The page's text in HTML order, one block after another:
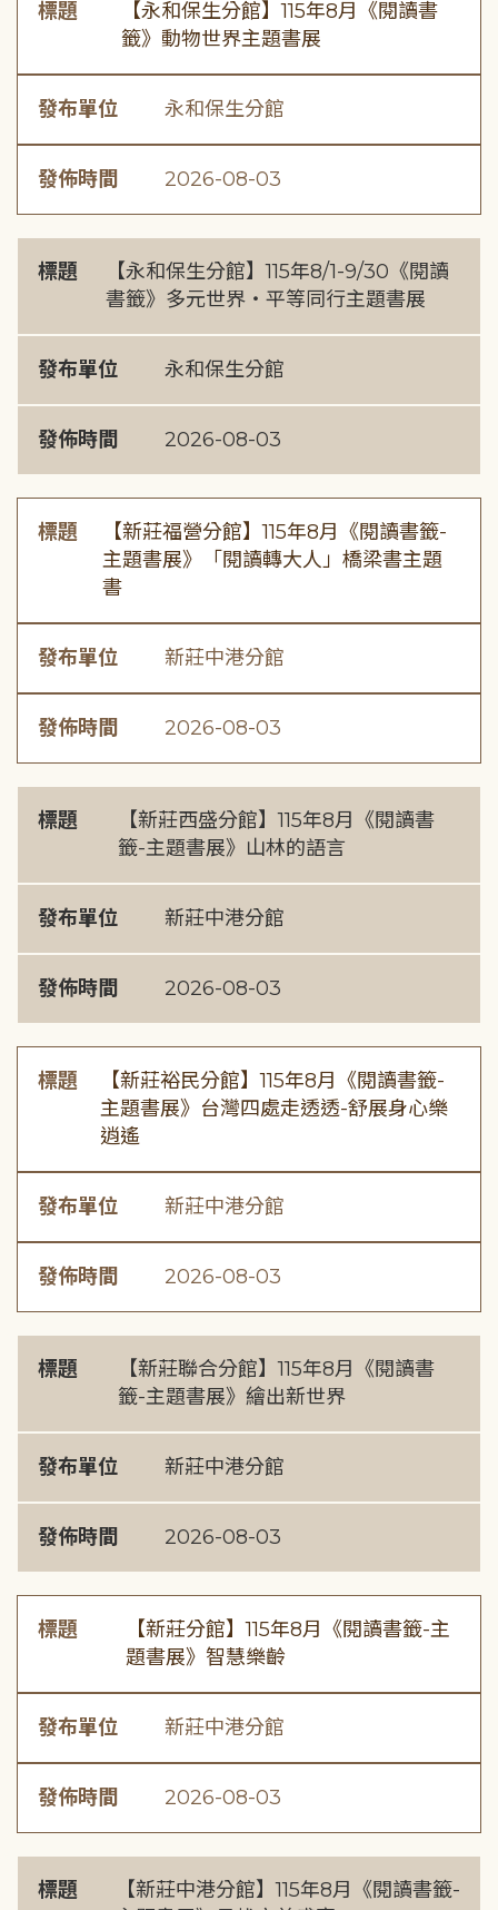
標題
【永和保生分館】115年8月《閱讀書
籤》動物世界主題書展
發布單位 永和保生分館
發佈時間 2026-08-03
標題
【永和保生分館】115年8/1-9/30《閱讀
書籤》多元世界・平等同行主題書展
發布單位 永和保生分館
發佈時間 2026-08-03
標題
【新莊福營分館】115年8月《閱讀書籤-
主題書展》「閱讀轉大人」橋梁書主題
書
發布單位 新莊中港分館
發佈時間 2026-08-03
標題
【新莊西盛分館】115年8月《閱讀書
籤-主題書展》山林的語言
發布單位 新莊中港分館
發佈時間 2026-08-03
標題
【新莊裕民分館】115年8月《閱讀書籤-
主題書展》台灣四處走透透-舒展身心樂
逍遙
發布單位 新莊中港分館
發佈時間 2026-08-03
標題
【新莊聯合分館】115年8月《閱讀書
籤-主題書展》繪出新世界
發布單位 新莊中港分館
發佈時間 2026-08-03
標題
【新莊分館】115年8月《閱讀書籤-主
題書展》智慧樂齡
發布單位 新莊中港分館
發佈時間 2026-08-03
標題
【新莊中港分館】115年8月《閱讀書籤-